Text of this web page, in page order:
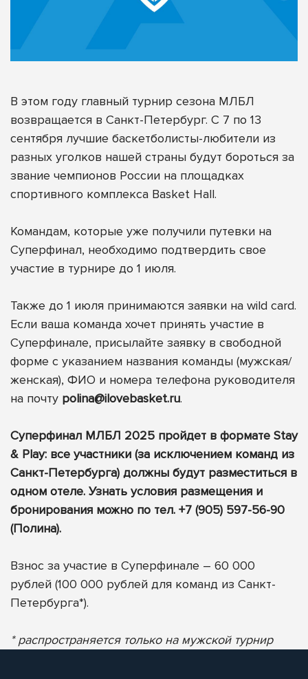
В этом году главный турнир сезона МЛБЛ
возвращается в Санкт-Петербург. С 7 по 13
сентября лучшие баскетболисты-любители из
разных уголков нашей страны будут бороться за
звание чемпионов России на площадках
спортивного комплекса Basket Hall.
Командам, которые уже получили путевки на
Суперфинал, необходимо подтвердить свое
участие в турнире до 1 июля.
Также до 1 июля принимаются заявки на wild card.
Если ваша команда хочет принять участие в
Суперфинале, присылайте заявку в свободной
форме с указанием названия команды (мужская/
женская), ФИО и номера телефона руководителя
на почту polina@ilovebasket.ru.
Суперфинал МЛБЛ 2025 пройдет в формате Stay
& Play: все участники (за исключением команд из
Санкт-Петербурга) должны будут разместиться в
одном отеле. Узнать условия размещения и
бронирования можно по тел. +7 (905) 597-56-90
(Полина).
Взнос за участие в Суперфинале – 60 000
рублей (100 000 рублей для команд из Санкт-
Петербурга*).
* распространяется только на мужской турнир